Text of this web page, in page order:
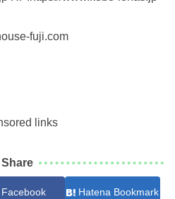
fuji.com
links
Share
Facebook Hatena Bookmark